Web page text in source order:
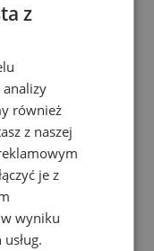
z
również
z naszej
je z
wyniku